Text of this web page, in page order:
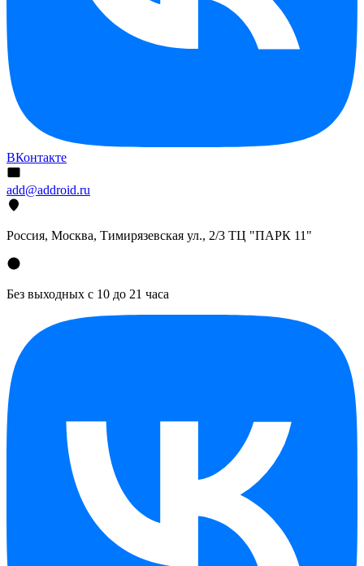
ВКонтакте
add@addroid.ru
Россия, Москва, Тимирязевская ул., 2/3 ТЦ "ПАРК 11"
Без выходных с 10 до 21 часа